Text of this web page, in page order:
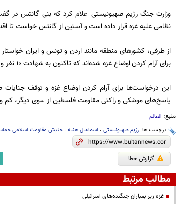
وزارت جنگ رژیم صهیونیستی اعلام کرد که بنی گانتس در
نظامی علیه غزه قرار داده است و آستین از گانتس خواست تا
از طرفی، کشورهای منطقه مانند اردن و تونس و ایران
برای آرام کردن اوضاع غزه شده‌اند که تاکنون به شهادت 10 نفر و زخمی شدن 80 نفر دیگر منجر شده است.
این درخواست‌ها برای آرام کردن اوضاع غزه و توقف
پاسخ‌های موشکی و راکتی مقاومت فلسطین از سوی دیگر، کم و
منبع: العالم
برچسب ها: رژیم صهیونیستی، اسماعیل هنیه، جنبش مقاومت اسلامی
گزارش خطا
مطالب مرتبط
غزه زیر بمباران جنگنده‌های اسرائیلی